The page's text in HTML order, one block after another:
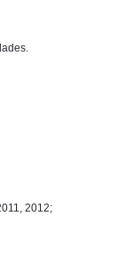
2012;